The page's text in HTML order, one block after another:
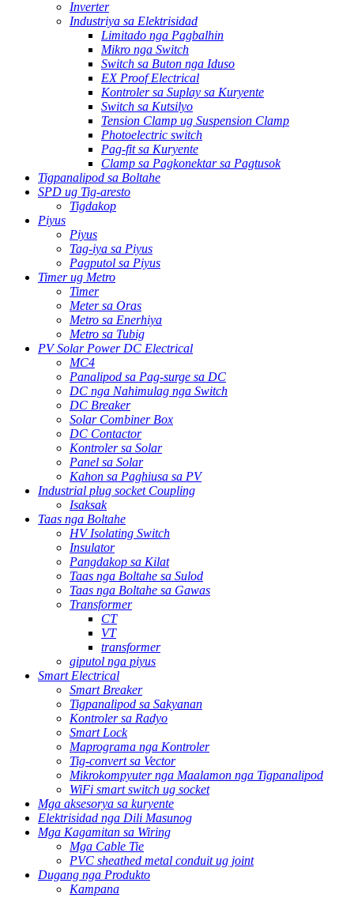
Inverter
Industriya sa Elektrisidad
Limitado nga Pagbalhin
Mikro nga Switch
Switch sa Buton nga Iduso
EX Proof Electrical
Kontroler sa Suplay sa Kuryente
Switch sa Kutsilyo
Tension Clamp ug Suspension Clamp
Photoelectric switch
Pag-fit sa Kuryente
Clamp sa Pagkonektar sa Pagtusok
Tigpanalipod sa Boltahe
SPD ug Tig-aresto
Tigdakop
Piyus
Piyus
Tag-iya sa Piyus
Pagputol sa Piyus
Timer ug Metro
Timer
Meter sa Oras
Metro sa Enerhiya
Metro sa Tubig
PV Solar Power DC Electrical
MC4
Panalipod sa Pag-surge sa DC
DC nga Nahimulag nga Switch
DC Breaker
Solar Combiner Box
DC Contactor
Kontroler sa Solar
Panel sa Solar
Kahon sa Paghiusa sa PV
Industrial plug socket Coupling
Isaksak
Taas nga Boltahe
HV Isolating Switch
Insulator
Pangdakop sa Kilat
Taas nga Boltahe sa Sulod
Taas nga Boltahe sa Gawas
Transformer
CT
VT
transformer
giputol nga piyus
Smart Electrical
Smart Breaker
Tigpanalipod sa Sakyanan
Kontroler sa Radyo
Smart Lock
Maprograma nga Kontroler
Tig-convert sa Vector
Mikrokompyuter nga Maalamon nga Tigpanalipod
WiFi smart switch ug socket
Mga aksesorya sa kuryente
Elektrisidad nga Dili Masunog
Mga Kagamitan sa Wiring
Mga Cable Tie
PVC sheathed metal conduit ug joint
Dugang nga Produkto
Kampana